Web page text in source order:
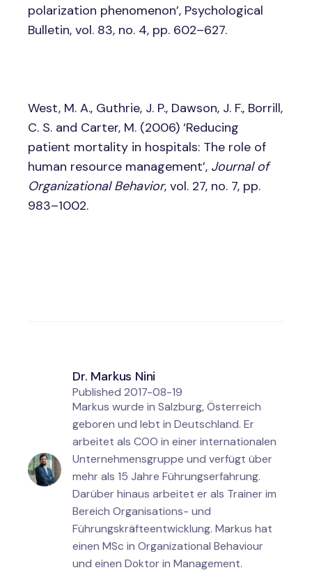
polarization phenomenon’, Psychological
Bulletin, vol. 83, no. 4, pp. 602–627.
West, M. A., Guthrie, J. P., Dawson, J. F., Borrill,
C. S. and Carter, M. (2006) ‘Reducing
patient mortality in hospitals: The role of
human resource management’, Journal of
Organizational Behavior, vol. 27, no. 7, pp.
983–1002.
Dr. Markus Nini
Published 2017-08-19
Markus wurde in Salzburg, Österreich
geboren und lebt in Deutschland. Er
arbeitet als COO in einer internationalen
Unternehmensgruppe und verfügt über
mehr als 15 Jahre Führungserfahrung.
Darüber hinaus arbeitet er als Trainer im
Bereich Organisations- und
Führungskräfteentwicklung. Markus hat
einen MSc in Organizational Behaviour
und einen Doktor in Management.